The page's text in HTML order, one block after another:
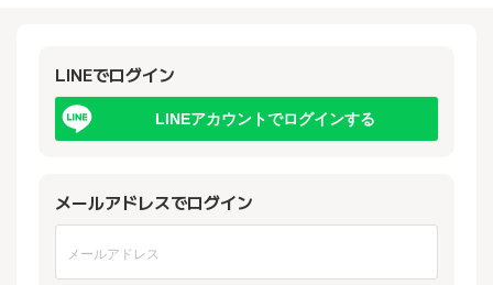
LINEでログイン
LINEアカウントでログインする
メールアドレスでログイン